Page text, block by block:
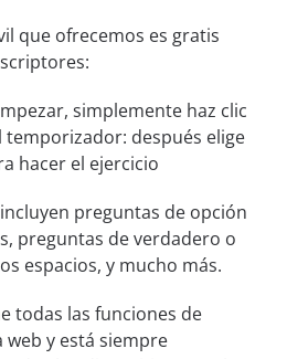
que ofrecemos es gratis
simplemente haz clic
temporizador: después elige
hacer el ejercicio
preguntas de opción
preguntas de verdadero o
espacios, y mucho más.
todas las funciones de
web y está siempre